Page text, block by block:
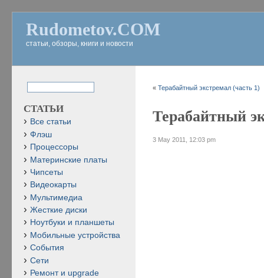
Rudometov.COM
статьи, обзоры, книги и новости
«Терабайтный экстремал (часть 1)
Терабайтный
3 May 2011, 12:03 pm
СТАТЬИ
Все статьи
Флэш
Процессоры
Материнские платы
Чипсеты
Видеокарты
Мультимедиа
Жесткие диски
Ноутбуки и планшеты
Мобильные устройства
События
Сети
Ремонт и upgrade